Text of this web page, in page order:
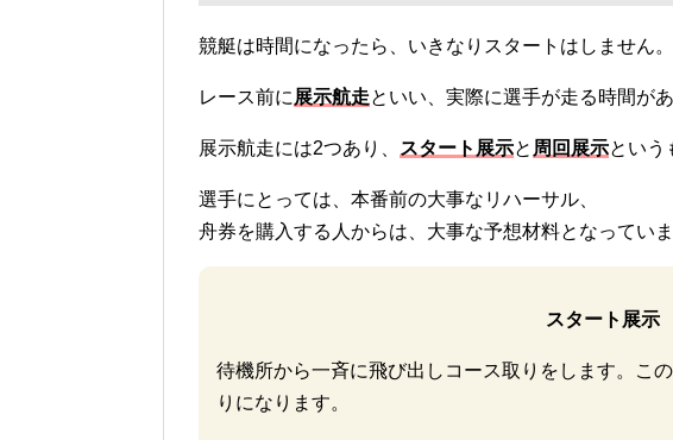
競艇は時間になったら、いきなりスタートはしません。
レース前に 展示航走といい、実際に選手が走る時間があ
展示航走には2つあり、 スタート展示と 周回展示という
選手にとっては、本番前の大事なリハーサル、
舟券を購入する人からは、大事な予想材料となっていま
スタート展示
待機所から一斉に飛び出しコース取りをします。こ
りになります。